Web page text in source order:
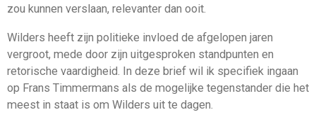
zou kunnen verslaan, relevanter dan ooit.
Wilders heeft zijn politieke invloed de afgelopen jaren
vergroot, mede door zijn uitgesproken standpunten en
retorische vaardigheid. In deze brief wil ik specifiek ingaan
op Frans Timmermans als de mogelijke tegenstander die het
meest in staat is om Wilders uit te dagen.